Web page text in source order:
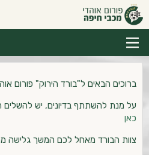
ברוכים הבאים ל"בורד הירוק" פורום
על מנת להשתתף בדיונים, יש
כאן
צוות הבורד מאחל לכם המשך גלישה